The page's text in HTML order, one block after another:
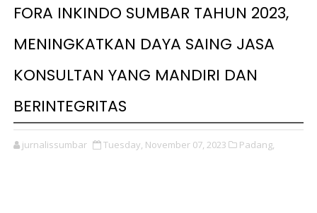
FORA INKINDO SUMBAR TAHUN 2023,
MENINGKATKAN DAYA SAING JASA
KONSULTAN YANG MANDIRI DAN
BERINTEGRITAS
jurnalissumbar Tuesday, November 07, 2023 Padang,